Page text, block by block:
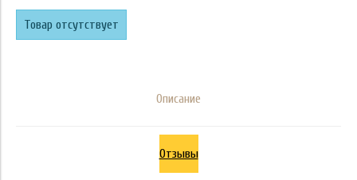
Товар отсутствует
Описание
Отзывы